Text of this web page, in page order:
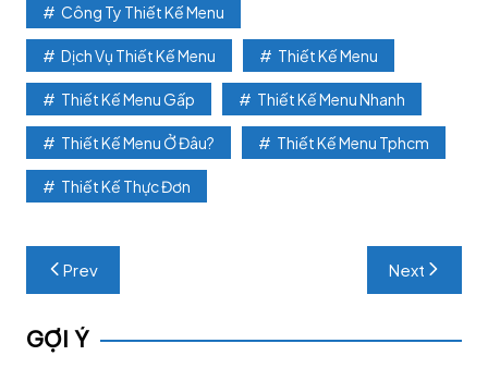
Công Ty Thiết Kế Menu
Dịch Vụ Thiết Kế Menu Thiết Kế Menu
Thiết Kế Menu Gấp Thiết Kế Menu Nhanh
Thiết Kế Menu Ở Đâu? Thiết Kế Menu Tphcm
Thiết Kế Thực Đơn
Post
navigation
Prev Next
GỢI Ý